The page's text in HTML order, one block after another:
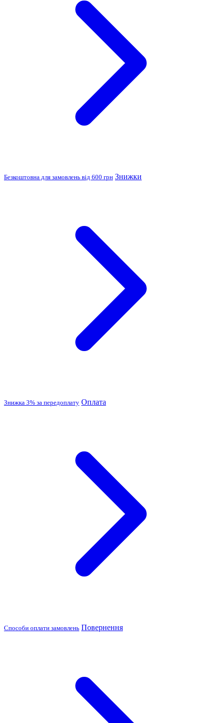
Безкоштовна для замовлень від 600 грн Знижки
Знижка 3% за передоплату Оплата
Способи оплати замовлень Повернення